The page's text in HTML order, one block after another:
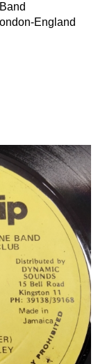
England